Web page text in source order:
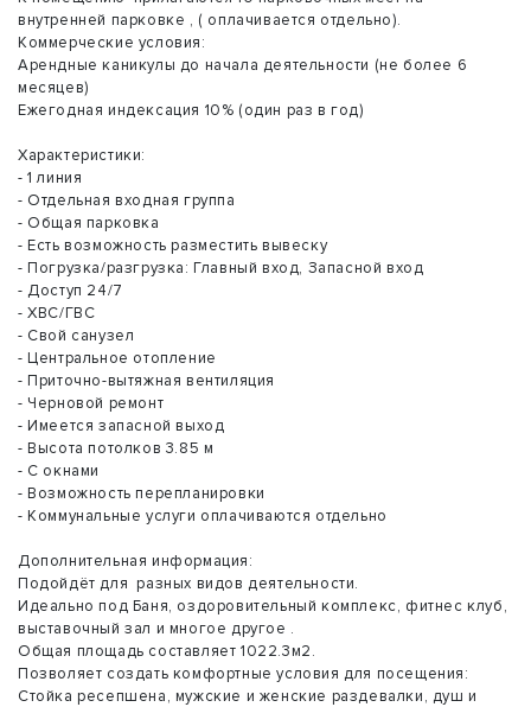
внутренней парковке , ( оплачивается отдельно).
Коммерческие условия:
Арендные каникулы до начала деятельности (не более 6
месяцев)
Ежегодная индексация 10% (один раз в год)
Характеристики:
- 1 линия
- Отдельная входная группа
- Общая парковка
- Есть возможность разместить вывеску
- Погрузка/разгрузка: Главный вход, Запасной вход
- Доступ 24/7
- ХВС/ГВС
- Свой санузел
- Центральное отопление
- Приточно-вытяжная вентиляция
- Черновой ремонт
- Имеется запасной выход
- Высота потолков 3.85 м
- С окнами
- Возможность перепланировки
- Коммунальные услуги оплачиваются отдельно
Дополнительная информация:
Подойдёт для разных видов деятельности.
Идеально под Баня, оздоровительный комплекс, фитнес клуб,
выставочный зал и многое другое .
Общая площадь составляет 1022.3м2.
Позволяет создать комфортные условия для посещения:
Стойка ресепшена, мужские и женские раздевалки, душ и